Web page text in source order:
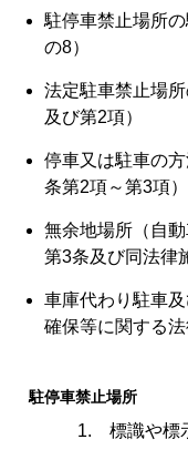
駐停車禁止場所
の8）
法定駐車禁止場
及び第2項）
停車又は駐車の
条第2項～第3項）
無余地場所（自
第3条及び同法律
車庫代わり駐車
確保等に関する法
駐停車禁止場所
1. 標識や標